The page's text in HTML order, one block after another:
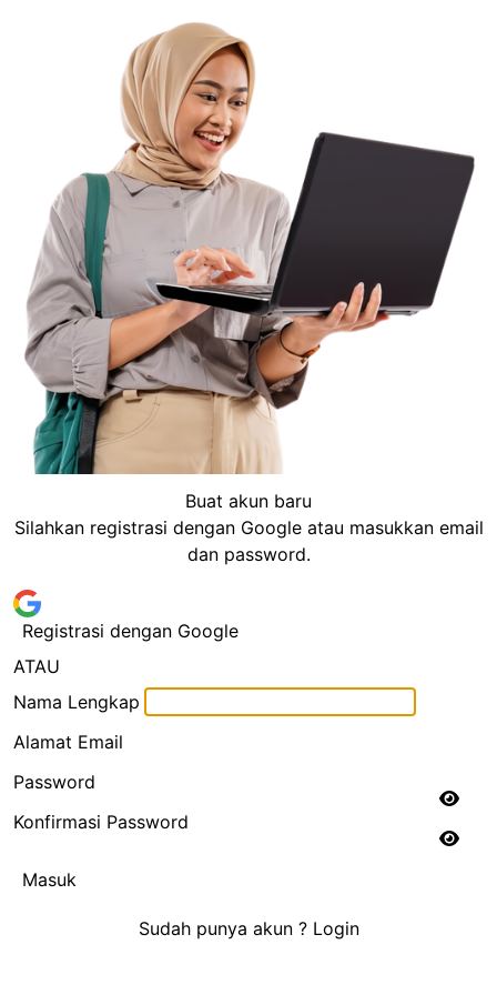
Buat akun baru
Silahkan registrasi dengan Google atau masukkan email
dan password.
Registrasi dengan Google
ATAU
Nama Lengkap
Alamat Email
Password
Konfirmasi Password
Masuk
Sudah punya akun ? Login